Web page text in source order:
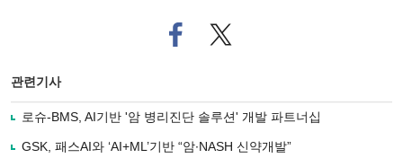
페
이
로
기
사
트위
터로
관련기사
로슈-BMS, AI기반 '암 병리진단 솔루션' 개발 파트너십
GSK, 패스AI와 ‘AI+ML’기반 “암∙NASH 신약개발”